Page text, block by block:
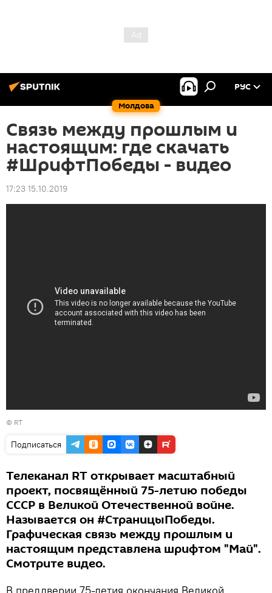
Молдова
РУС
Связь между прошлым и
настоящим: где скачать
#ШрифтПобеды - видео
17:23 15.10.2019
© RT
Подписаться
Телеканал RT открывает масштабный
проект, посвящённый 75-летию победы
СССР в Великой Отечественной войне.
Называется он #СтраницыПобеды.
Графическая связь между прошлым и
настоящим представлена шрифтом "Май".
Смотрите видео.